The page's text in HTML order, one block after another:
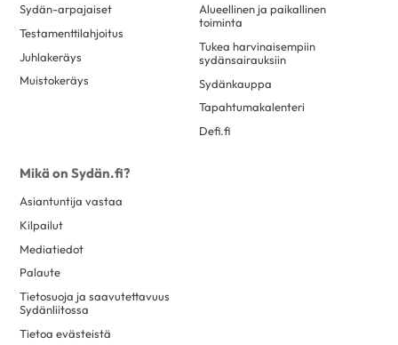
Sydän-arpajaiset
Testamenttilahjoitus
Juhlakeräys
Muistokeräys
Alueellinen ja paikallinen
toiminta
Tukea harvinaisempiin
sydänsairauksiin
Sydänkauppa
Tapahtumakalenteri
Defi.fi
Mikä on Sydän.fi?
Asiantuntija vastaa
Kilpailut
Mediatiedot
Palaute
Tietosuoja ja saavutettavuus
Sydänliitossa
Tietoa evästeistä